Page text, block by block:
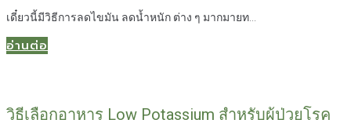
เดี๋ยวนี้มีวิธีการลดไขมัน ลดน้ำหนัก ต่าง ๆ มากมายท...
อ่านต่อ
วิธีเลือกอาหาร Low Potassium สำหรับผู้ป่วยโรค